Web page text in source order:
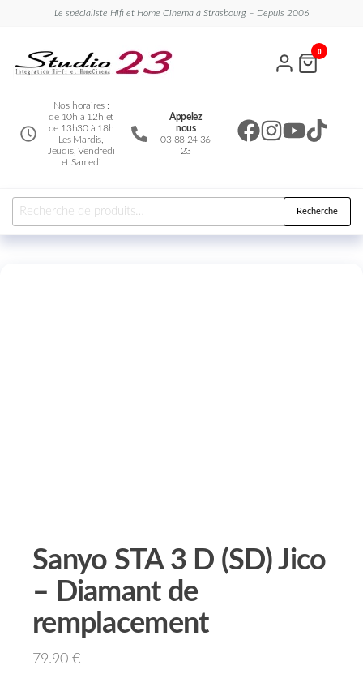
Le spécialiste Hifi et Home Cinema à Strasbourg – Depuis 2006
Nos horaires :
de 10h à 12h et
de 13h30 à 18h
Les Mardis,
Jeudis, Vendredi
et Samedi
Appelez
nous
03 88 24 36
23
0
Recherche
Sanyo STA 3 D (SD) Jico
– Diamant de
remplacement
79.90 €